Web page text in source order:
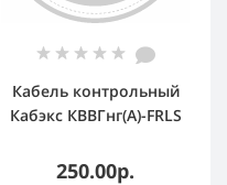
Кабель контрольный
Кабэкс КВВГнг(А)-FRLS
250.00р.